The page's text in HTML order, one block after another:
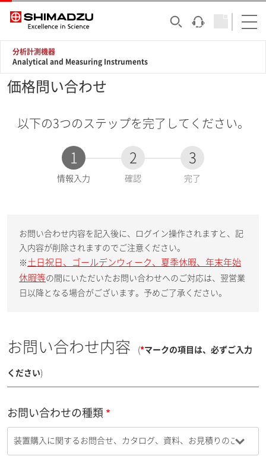
分析計測機器
Analytical and Measuring Instruments
価格問い合わせ
以下の3つのステップを完了してください。
1
現
情報入力
2
確認
3
完了
お問い合わせ内容を記入後に、ログイン操作されますと、記
入内容が削除されますのでご注意ください。
※ 土日祝日、ゴールデンウィーク、夏季休暇、年末年始
休暇等の間にいただいたお問い合わせへのご対応は、翌営業
日以降となる場合がございます。予めご了承ください。
お問い合わせ内容 (*マークの項目は、必ずご入力
ください)
お問い合わせの種類